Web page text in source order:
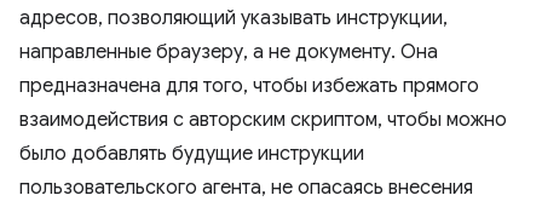
адресов, позволяющий указывать инструкции,
направленные браузеру, а не документу. Она
предназначена для того, чтобы избежать прямого
взаимодействия с авторским скриптом, чтобы можно
было добавлять будущие инструкции
пользовательского агента, не опасаясь внесения